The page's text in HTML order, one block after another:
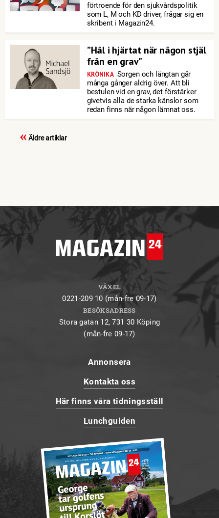
förtroende för den sjukvårdspolitik
som L, M och KD driver, frågar sig en
skribent i Magazin24.
”Hål i hjärtat när någon stjäl
från en grav”
KRÖNIKA Sorgen och längtan går
många gånger aldrig över. Att bli
bestulen vid en grav, det förstärker
givetvis alla de starka känslor som
redan finns när någon lämnat oss.
« Äldre artiklar
VÄXEL
0221-209 10 (mån-fre 09-17)
BESÖKSADRESS
Stora gatan 12, 731 30 Köping
(mån-fre 09-17)
Annonsera
Kontakta oss
Här finns våra tidningsställ
Lunchguiden